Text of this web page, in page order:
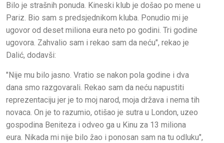
Bilo je strašnih ponuda. Kineski klub je došao po mene u
Pariz. Bio sam s predsjednikom kluba. Ponudio mi je
ugovor od deset miliona eura neto po godini. Tri godine
ugovora. Zahvalio sam i rekao sam da neću", rekao je
Dalić, dodavši:
"Nije mu bilo jasno. Vratio se nakon pola godine i dva
dana smo razgovarali. Rekao sam da neću napustiti
reprezentaciju jer je to moj narod, moja država i nema tih
novaca. On je to razumio, otišao je sutra u London, uzeo
gospodina Beniteza i odveo ga u Kinu za 13 miliona
eura. Nikada mi nije bilo žao i ponosan sam na tu odluku",